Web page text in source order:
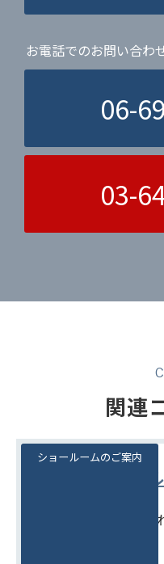
お電話でのお問い合わ
06-
03-
関連
ショー
見て、触れて、比べ
ショールームのご案内